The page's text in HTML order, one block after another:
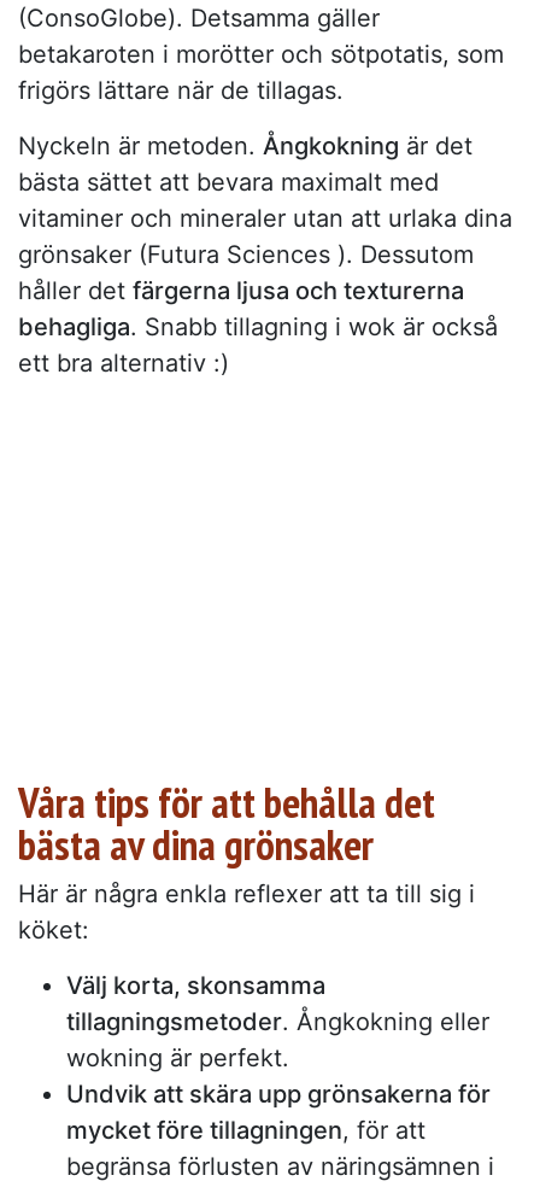
(ConsoGlobe). Detsamma gäller
betakaroten i morötter och sötpotatis, som
frigörs lättare när de tillagas.
Nyckeln är metoden. Ångkokning är det
bästa sättet att bevara maximalt med
vitaminer och mineraler utan att urlaka dina
grönsaker (Futura Sciences ). Dessutom
håller det färgerna ljusa och texturerna
behagliga. Snabb tillagning i wok är också
ett bra alternativ :)
Våra tips för att behålla det
bästa av dina grönsaker
Här är några enkla reflexer att ta till sig i
köket:
Välj korta, skonsamma
tillagningsmetoder. Ångkokning eller
wokning är perfekt.
Undvik att skära upp grönsakerna för
mycket före tillagningen, för att
begränsa förlusten av näringsämnen i